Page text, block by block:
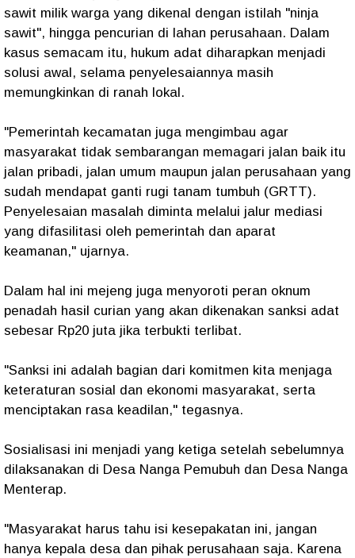
sawit milik warga yang dikenal dengan istilah "ninja
sawit", hingga pencurian di lahan perusahaan. Dalam
kasus semacam itu, hukum adat diharapkan menjadi
solusi awal, selama penyelesaiannya masih
memungkinkan di ranah lokal.
"Pemerintah kecamatan juga mengimbau agar
masyarakat tidak sembarangan memagari jalan baik itu
jalan pribadi, jalan umum maupun jalan perusahaan yang
sudah mendapat ganti rugi tanam tumbuh (GRTT).
Penyelesaian masalah diminta melalui jalur mediasi
yang difasilitasi oleh pemerintah dan aparat
keamanan," ujarnya.
Dalam hal ini mejeng juga menyoroti peran oknum
penadah hasil curian yang akan dikenakan sanksi adat
sebesar Rp20 juta jika terbukti terlibat.
"Sanksi ini adalah bagian dari komitmen kita menjaga
keteraturan sosial dan ekonomi masyarakat, serta
menciptakan rasa keadilan," tegasnya.
Sosialisasi ini menjadi yang ketiga setelah sebelumnya
dilaksanakan di Desa Nanga Pemubuh dan Desa Nanga
Menterap.
"Masyarakat harus tahu isi kesepakatan ini, jangan
hanya kepala desa dan pihak perusahaan saja. Karena